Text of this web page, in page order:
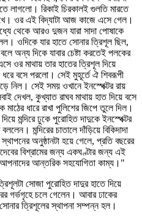
লাগলো। রিকাই চিরকালই গুলতি মারতে
ওর এই বিদ্যাটা আজ কাজে এসে গেল।
থেকে আরও দুজন যারা সাদা পোষাকে
ওদিকে যার হাতে সোনার ত্রিশূল ছিল,
অন্য দিকে যাবার চেষ্টা করতেই পলকের
ওর মাথায় তার হাতের ত্রিশূল দিয়ে
বসে পরলো। সেই মুহূর্তে ঐ শিবরূপী
নিল। সেই সময় ওখানে ইনস্পেক্টর রায়
দেখল, কুখ্যাত রাঘব মাথায় হাত দিয়ে বসে
ধারে রাখা পুলিশের জিপে তুলে দিল।
মন্দিরে ঢুকে পুরোহিত দাদুকে ইনস্পেক্টর
মন্দিরের চাতালে দাঁড়িয়ে বিকিদাদা
অনুষ্ঠানটা হয়ে গেলে, প্রতি বছরের
বিশ্রামের জন্য একঘণ্টার জন্য এই
আপনাদের আন্তরিক সহযোগিতা কাম্য।"
সোজা পুরোহিত দাদুর হাতে দিয়ে
গর্ভগৃহে চলে গেলেন। আবার ঢাকের
ত্রিশূলের স্থাপনা সম্পন্ন হল।